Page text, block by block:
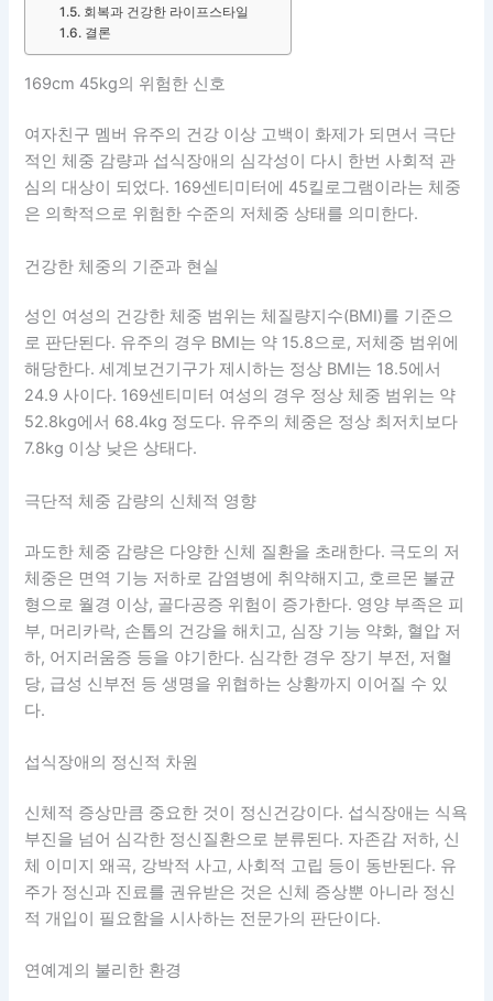
회복과 건강한 라이프스타일
결론
169cm 45kg의 위험한 신호
여자친구 멤버 유주의 건강 이상 고백이 화제가 되면서 극단
적인 체중 감량과 섭식장애의 심각성이 다시 한번 사회적 관
심의 대상이 되었다. 169센티미터에 45킬로그램이라는 체중
은 의학적으로 위험한 수준의 저체중 상태를 의미한다.
건강한 체중의 기준과 현실
성인 여성의 건강한 체중 범위는 체질량지수(BMI)를 기준으
로 판단된다. 유주의 경우 BMI는 약 15.8으로, 저체중 범위에
해당한다. 세계보건기구가 제시하는 정상 BMI는 18.5에서
24.9 사이다. 169센티미터 여성의 경우 정상 체중 범위는 약
52.8kg에서 68.4kg 정도다. 유주의 체중은 정상 최저치보다
7.8kg 이상 낮은 상태다.
극단적 체중 감량의 신체적 영향
과도한 체중 감량은 다양한 신체 질환을 초래한다. 극도의 저
체중은 면역 기능 저하로 감염병에 취약해지고, 호르몬 불균
형으로 월경 이상, 골다공증 위험이 증가한다. 영양 부족은 피
부, 머리카락, 손톱의 건강을 해치고, 심장 기능 약화, 혈압 저
하, 어지러움증 등을 야기한다. 심각한 경우 장기 부전, 저혈
당, 급성 신부전 등 생명을 위협하는 상황까지 이어질 수 있
다.
섭식장애의 정신적 차원
신체적 증상만큼 중요한 것이 정신건강이다. 섭식장애는 식욕
부진을 넘어 심각한 정신질환으로 분류된다. 자존감 저하, 신
체 이미지 왜곡, 강박적 사고, 사회적 고립 등이 동반된다. 유
주가 정신과 진료를 권유받은 것은 신체 증상뿐 아니라 정신
적 개입이 필요함을 시사하는 전문가의 판단이다.
연예계의 불리한 환경